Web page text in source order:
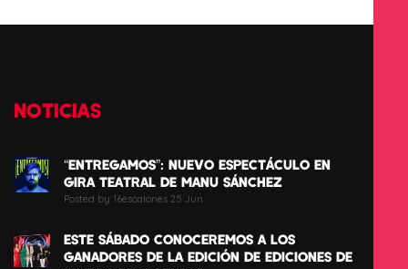
NOTICIAS
“ENTREGAMOS”: NUEVO ESPECTÁCULO EN
GIRA TEATRAL DE MANU SÁNCHEZ
Posted by 16escalones 25 Jun
ESTE SÁBADO CONOCEREMOS A LOS
GANADORES DE LA EDICIÓN DE EDICIONES DE